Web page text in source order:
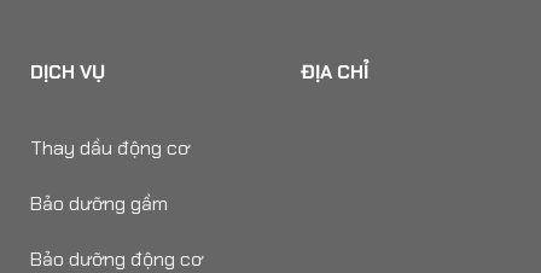
DỊCH VỤ
Thay dầu động cơ
Bảo dưỡng gầm
Bảo dưỡng động cơ
ĐỊA CHỈ